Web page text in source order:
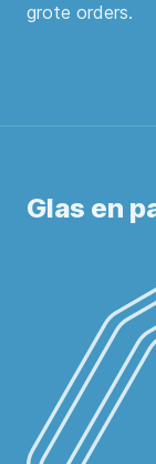
grote orders.
Glas en